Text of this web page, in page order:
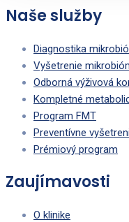
Naše služby
Diagnostika
Vyšetrenie
Odborná výživová
Kompletné
Program FMT
Preventívne
Prémiový program
Zaujímavosti
O klinike